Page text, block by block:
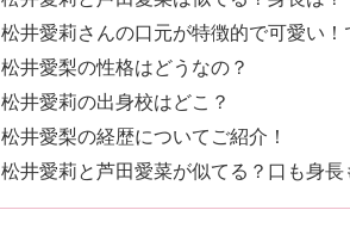
松井愛莉さんの口元が特徴的で可愛い！
松井愛梨の性格はどうなの？
松井愛莉の出身校はどこ？
松井愛梨の経歴についてご紹介！
松井愛莉と芦田愛菜が似てる？口も身